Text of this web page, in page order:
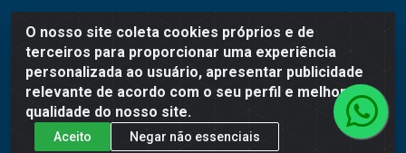
O nosso site coleta cookies próprios e de
terceiros para proporcionar uma experiência
personalizada ao usuário, apresentar publicidade
relevante de acordo com o seu perfil e melhorar a
qualidade do nosso site.
Aceito Negar não essenciais
WR Embalagens - R. Cel. Teodoro Gomes de Araújo, 1360 -
Grogotó - Barbacena / MG - CEP 36202-628 - CNPJ
02.692.206/0001-55